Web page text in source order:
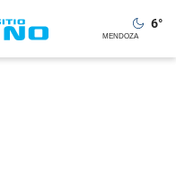
6°